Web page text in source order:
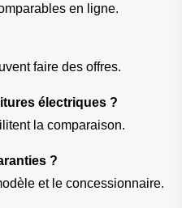
en ligne.
faire des offres.
électriques ?
la comparaison.
?
et le concessionnaire.